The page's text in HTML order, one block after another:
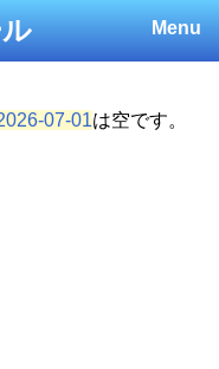
Menu
07-01は空です。